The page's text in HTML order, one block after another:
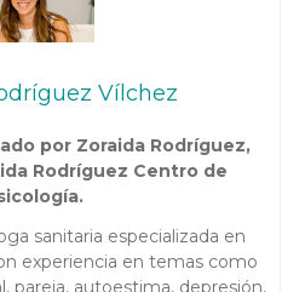
Vílchez
por Zoraida Rodríguez,
Rodríguez Centro de
sanitaria especializada en
experiencia en temas como
pareja, autoestima, depresión,